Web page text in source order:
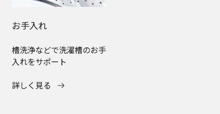
お手入れ
槽洗浄などで洗濯槽のお手
入れをサポート
詳しく見る